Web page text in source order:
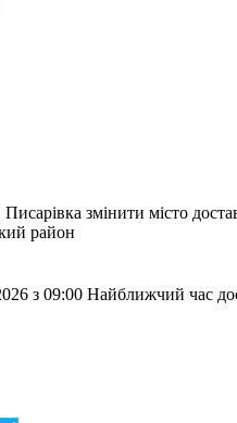
Писарівка змінити місто
район
з 09:00 Найближчий час